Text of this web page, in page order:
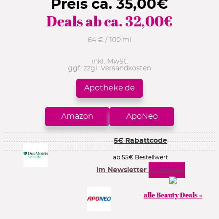
Preis ca. 35,00€
Deals ab ca.32,00€
64 € / 100 ml
inkl. MwSt.
ggf. zzgl. Versandkosten
Apotheke.de
Amazon ApoNeo
5€ Rabattcode
ab 55€ Bestellwert
im Newsletter Code zeigen
alle Beauty Deals »